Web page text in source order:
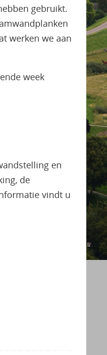
gebruikt.
werken we aan
week
en
de
vindt u